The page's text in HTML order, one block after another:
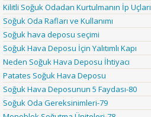
Kilitli Soğuk Odadan Kurtulmanın İp Uçları
Soğuk Oda Rafları ve Kullanımı
Soğuk hava deposu seçimi
Soğuk Hava Deposu İçin Yalıtımlı Kapı
Neden Soğuk Hava Deposu İhtiyacı
Patates Soğuk Hava Deposu
Soğuk Hava Deposunun 5 Faydası-80
Soğuk Oda Gereksinimleri-79